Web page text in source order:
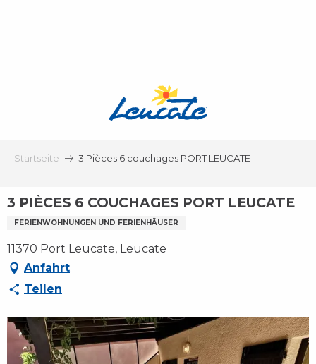
Startseite 3 Pièces 6 couchages PORT LEUCATE
3 PIÈCES 6 COUCHAGES PORT LEUCATE
FERIENWOHNUNGEN UND FERIENHÄUSER
11370 Port Leucate, Leucate
Anfahrt
Teilen